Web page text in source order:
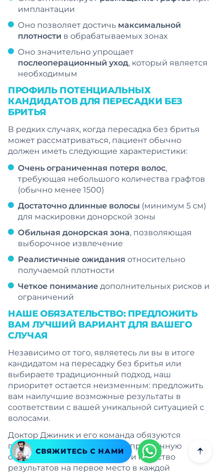
имплантации
Оно позволяет достичь максимальной
плотности в обрабатываемых зонах
Оно значительно упрощает
послеоперационный уход, который является
необходимым
ПРОФИЛЬ ПОТЕНЦИАЛЬНЫХ
КАНДИДАТОВ ДЛЯ ПЕРЕСАДКИ БЕЗ
БРИТЬЯ
В редких случаях, когда пересадка без бритья
может рассматриваться, пациент обычно
должен иметь следующие характеристики:
Очень ограниченная потеря волос,
требующая небольшого количества графтов
(обычно менее 1500)
Достаточно длинные волосы (минимум 5 см)
для маскировки донорской зоны
Обильная донорская зона, позволяющая
выборочное извлечение
Реалистичные ожидания относительно
получаемой плотности
Четкое понимание дополнительных рисков и
ограничений
НАШЕ ОБЯЗАТЕЛЬСТВО: ПРЕДЛОЖИТЬ
ВАМ ЛУЧШИЙ ВАРИАНТ ДЛЯ ВАШЕГО
СЛУЧАЯ
Независимо от того, являетесь ли вы в итоге
кандидатом на пересадку без бритья или
выбираете традиционный подход, наш
приоритет остается неизменным: предложить
вам наилучшие возможные результаты в
соответствии с вашей уникальной ситуацией с
волосами.
Доктор Джиник и его команда обязуются
предоставить вам честную и прозрачную
оценку, ставя ваше здоровье и качество
результатов на первое место в каждой
СВЯЖИТЕСЬ С НАМИ